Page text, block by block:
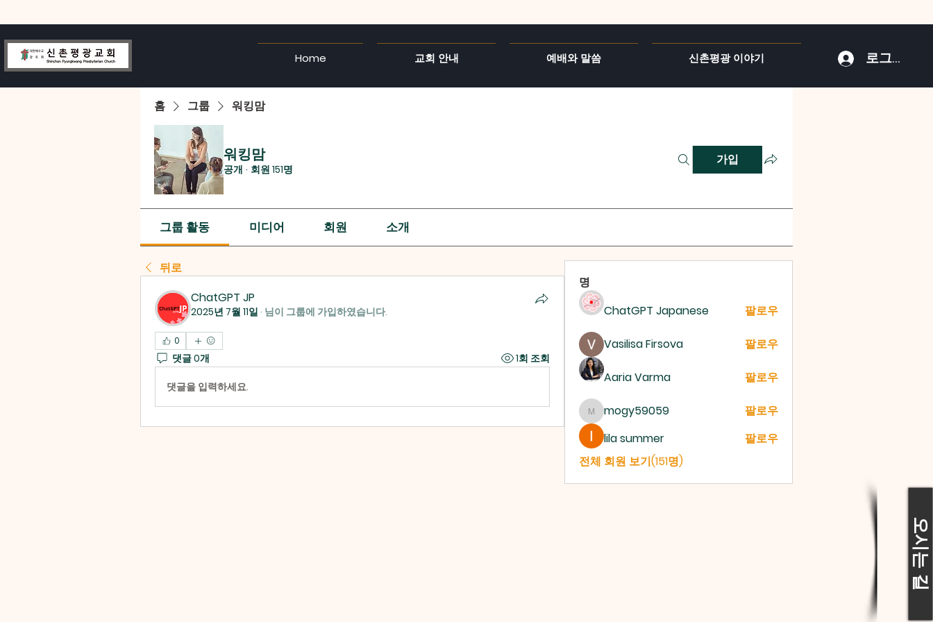
Home 교회 안내 예배와 말씀 신촌평광 이야기 로그인
홈 그룹 워킹맘
워킹맘
공개 · 회원 151명
가입
그룹 활동 미디어 회원 소개
뒤로
ChatGPT JP
2025년 7월 11일 · 님이 그룹에 가입하였습니다.
0
댓글 0개 1회 조회
댓글을 입력하세요.
명
ChatGPT Japanese
팔로우
Vasilisa Firsova 팔로우
Aaria Varma 팔로우
mogy59059
mogy59059
팔로우
lila summer
팔로우
전체 회원 보기(151명)
오시는 길